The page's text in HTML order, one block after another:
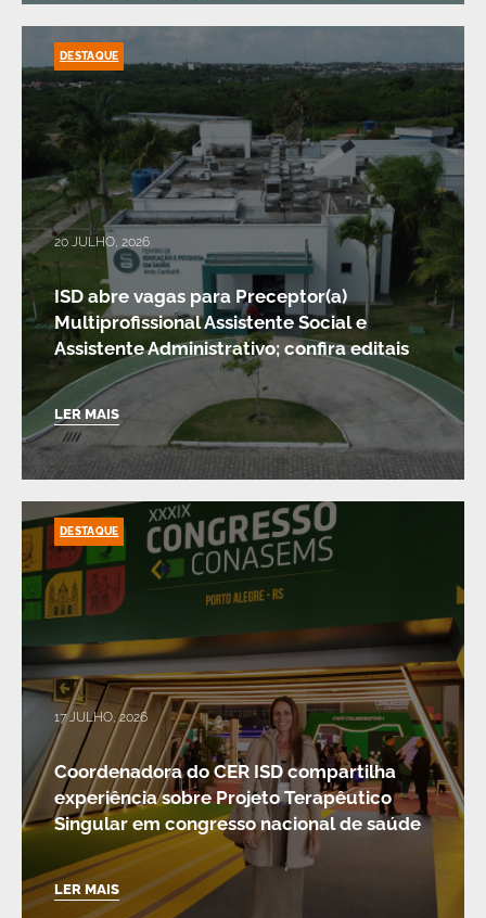
20 JULHO, 2026
ISD abre vagas para Preceptor(a)
Multiprofissional Assistente Social e
Assistente Administrativo; confira editais
LER MAIS
DESTAQUE
17 JULHO, 2026
Coordenadora do CER ISD compartilha
experiência sobre Projeto Terapêutico
Singular em congresso nacional de saúde
LER MAIS
DESTAQUE